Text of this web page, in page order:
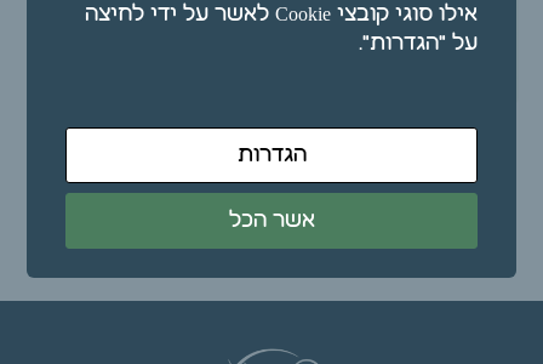
אילו סוגי קובצי Cookie לאשר על ידי לחיצה
על "הגדרות".
הגדרות
אשר הכל